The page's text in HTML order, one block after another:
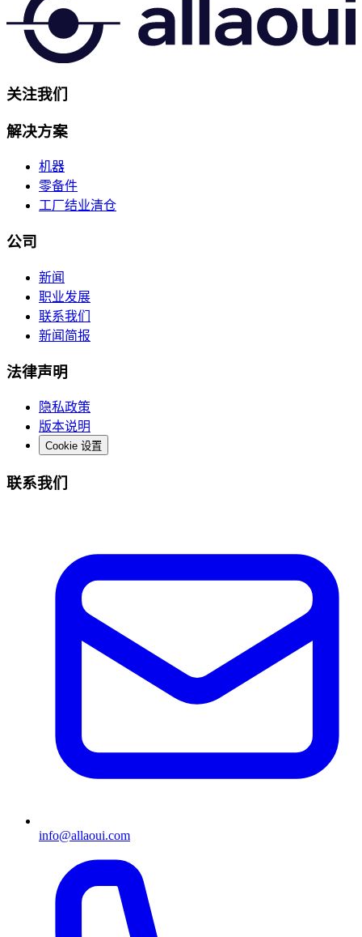
关注我们
解决方案
机器
零备件
工厂结业清仓
公司
新闻
职业发展
联系我们
新闻简报
法律声明
隐私政策
版本说明
Cookie 设置
联系我们
info@allaoui.com